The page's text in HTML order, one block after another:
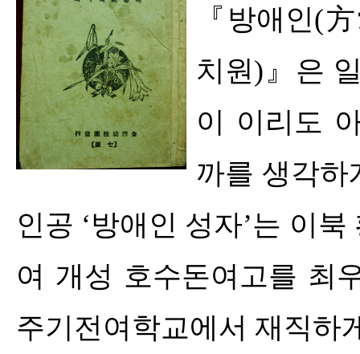
『 방애인(
치원)』 은
이 이리도
까를 생각하
인공 ‘방애인 성자’는 이북
여 개성 호수돈여고를 최
주기전여학교에서 재직하